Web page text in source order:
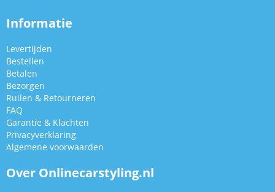
Informatie
Levertijden
Bestellen
Betalen
Bezorgen
Ruilen & Retourneren
FAQ
Garantie & Klachten
Privacyverklaring
Algemene voorwaarden
Over Onlinecarstyling.nl